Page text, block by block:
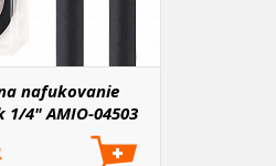
nafukovanie
4" AMIO-04503